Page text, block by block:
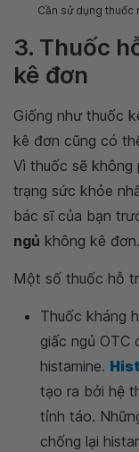
Cần sử dụng thuốc
3. Thuốc
kê đơn
Giống như thuốc
kê đơn cũng có
Vì thuốc sẽ không
trạng sức khỏe
bác sĩ của bạn
ngủ không kê đơn.
Một số thuốc hỗ
Thuốc kháng
giấc ngủ OTC
histamine.
tạo ra bởi hệ
tỉnh táo.
chống lại